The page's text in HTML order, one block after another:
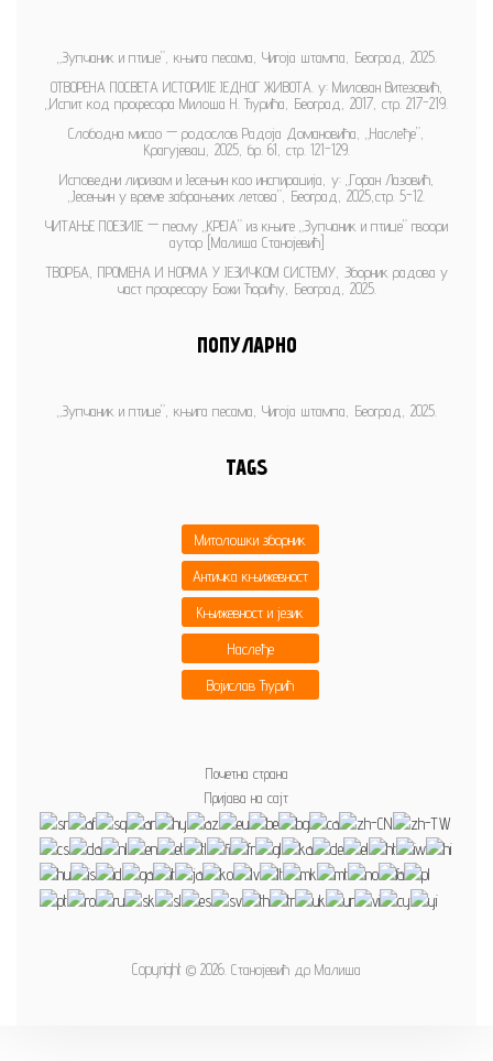
„Зупчаник и птице”, књига песама, Чигоја штампа, Београд, 2025.
ОТВОРЕНА ПОСВЕТА ИСТОРИЈЕ ЈЕДНОГ ЖИВОТА. у: Милован Витезовић,
„Испит код професора Милоша Н. Ђурића, Београд, 2017, стр. 217-219.
Слободна мисао — родослов Радоја Домановића, „Наслеђе”,
Крагујевац, 2025, бр. 61, стр. 121-129.
Исповедни лиризам и Јесењин као инспирација, у: „Горан Лазовић,
„Јесењин у време забрањених летова”, Београд, 2025,стр. 5-12.
ЧИТАЊЕ ПОЕЗИЈЕ — песму „КРЕЈА” из књиге „Зупчаник и птице” гвоори
аутор [Малиша Станојевић]
ТВОРБА, ПРОМЕНА И НОРМА У ЈЕЗИЧКОМ СИСТЕМУ, Зборник радова у
част професору Божи Ћорићу, Београд, 2025.
ПОПУЛАРНО
„Зупчаник и птице”, књига песама, Чигоја штампа, Београд, 2025.
TAGS
Митолошки зборник
Античка књижевност
Књижевност и језик
Наслеђе
Војислав Ђурић
Почетна страна
Пријава на сајт
Copyright © 2026. Станојевић др Малиша